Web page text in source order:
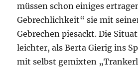
müssen schon einiges
Gebrechlichkeit“ sie mit
Gebrechen piesackt. Die
leichter, als Berta Gierig ins
mit selbst gemixten